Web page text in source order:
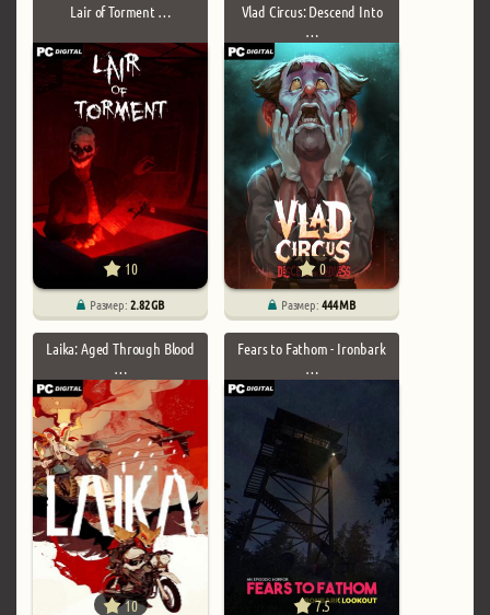
Lair of Torment …
10
Размер:2.82 GB
Vlad Circus: Descend Into
…
0
Размер:444 MB
Laika: Aged Through Blood
…
10
Fears to Fathom - Ironbark
…
7.5